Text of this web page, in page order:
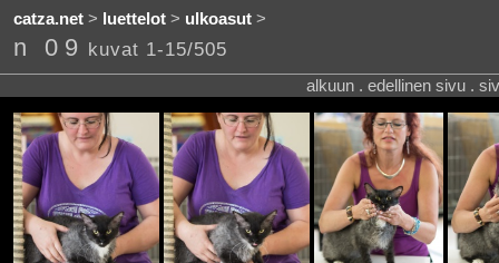
catza.net> luettelot> ulkoasut>
n 09 kuvat 1-15/505
alkuun . edellinen sivu .